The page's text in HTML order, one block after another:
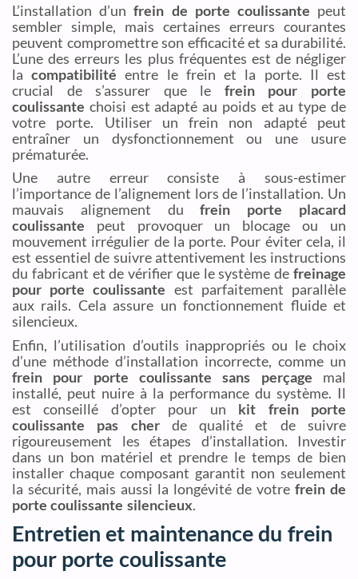
L’installation d’unfrein de porte coulissante peut
sembler simple, mais certaines erreurs courantes
peuvent compromettre son efficacité et sa durabilité.
L’une des erreurs les plus fréquentes est de négliger
lacompatibilité entre le frein et la porte. Il est
crucial de s’assurer que le frein pour porte
coulissante choisi est adapté au poids et au type de
votre porte. Utiliser un frein non adapté peut
entraîner un dysfonctionnement ou une usure
prématurée.
Une autre erreur consiste à sous-estimer
l’importance de l’alignement lors de l’installation. Un
mauvais alignement dufrein porte placard
coulissante peut provoquer un blocage ou un
mouvement irrégulier de la porte. Pour éviter cela, il
est essentiel de suivre attentivement les instructions
du fabricant et de vérifier que le système de freinage
pour porte coulissante est parfaitement parallèle
aux rails. Cela assure un fonctionnement fluide et
silencieux.
Enfin, l’utilisation d’outils inappropriés ou le choix
d’une méthode d’installation incorrecte, comme un
frein pour porte coulissante sans perçage mal
installé, peut nuire à la performance du système. Il
est conseillé d’opter pour un kit frein porte
coulissante pas cherde qualité et de suivre
rigoureusement les étapes d’installation. Investir
dans un bon matériel et prendre le temps de bien
installer chaque composant garantit non seulement
la sécurité, mais aussi la longévité de votre frein de
porte coulissante silencieux.
Entretien et maintenance du frein
pour porte coulissante